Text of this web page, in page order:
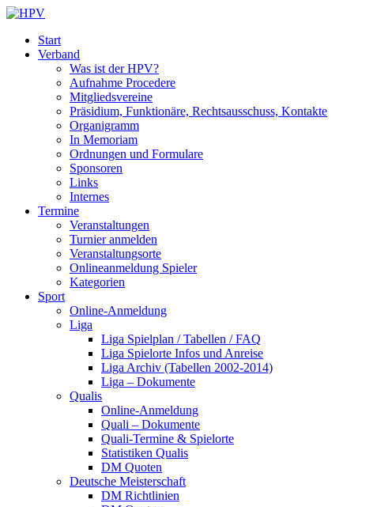
Start
Verband
Was ist der HPV?
Aufnahme Procedere
Mitgliedsvereine
Präsidium, Funktionäre, Rechtsausschuss, Kontakte
Organigramm
In Memoriam
Ordnungen und Formulare
Sponsoren
Links
Internes
Termine
Veranstaltungen
Turnier anmelden
Veranstaltungsorte
Onlineanmeldung Spieler
Kategorien
Sport
Online-Anmeldung
Liga
Liga Spielplan / Tabellen / FAQ
Liga Spielorte Infos und Anreise
Liga Archiv (Tabellen 2002-2014)
Liga – Dokumente
Qualis
Online-Anmeldung
Quali – Dokumente
Quali-Termine & Spielorte
Statistiken Qualis
DM Quoten
Deutsche Meisterschaft
DM Richtlinien